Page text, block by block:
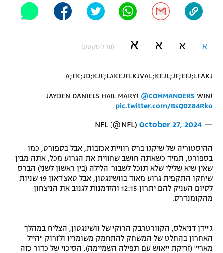
"מחצית בשכונה" – פודקאסט
משתתפים וזוכים בפרסים
תקנון משתתפים וזוכים בפרסים
תקנון עבור פעילות אלקטרה
תקנון עבור פעילות ספורט 1 – "מרלן"
טניס
תנאי שימוש
מדיניות פרטיות
רשיון להקרנה פומבית לבית עסק
אופניים
ספורט מוטורי
פוטבול אמריקאי NFL
אומנויות לחימה
גיימינג E-Sports
א א א א (גודל טקסט)
A;FK;JD;KJF;LAKEJFLKJVAL;KEJL;JF;EFJ;LFAKJ
JAYDEN DANIELS HAIL MARY! @COMMANDERS WIN!
pic.twitter.com/BsQ0Z84Rko
— NFL (@NFL)
October 27, 2024
ההיסטוריה של שיקגו ברס רוויית אכזבות, אבל בספורט, כמו
בספורט, תמיד כשאתה חושב שחווית את הגרוע מכל, אתה מבין
שאין שיא שלילי שלא תוכל לשבור. הלילה (בין ראשון לשני) הברס
שיחקו התקפית גרוע מאוד בוושינגטון, אבל טאצ'דאון 19 שניות
לסיום העניק להם יתרון 12:15 והזדמנות לגנוב את הניצחון
מהקומנדרס.
ג'יידן דניאלס, הקוורטרבק הרוקי של וושינגטון, הצליח במהלך
האחרון בהחלט של המשחק להתחמק משומריו ולזרוק "הייל
מארי" (זריקת ייאוש עם תפילה השמיימה). הסיכוי של כדור כזה